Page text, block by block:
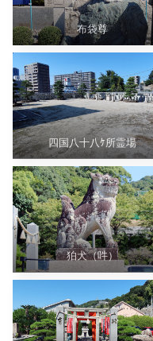
布袋尊
四国八十八ｹ所霊場
狛犬（吽）